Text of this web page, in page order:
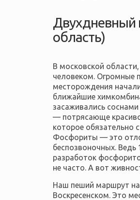
Двухдневный
область)
В московской
человеком. Огромные
месторождения
ближайшие
засаживались соснами
— потрясающе
которое обязательно
Фосфориты — это
беспозвоночных.
разработок
не часто. А вот
Наш пеший маршрут
Воскресенском. Это